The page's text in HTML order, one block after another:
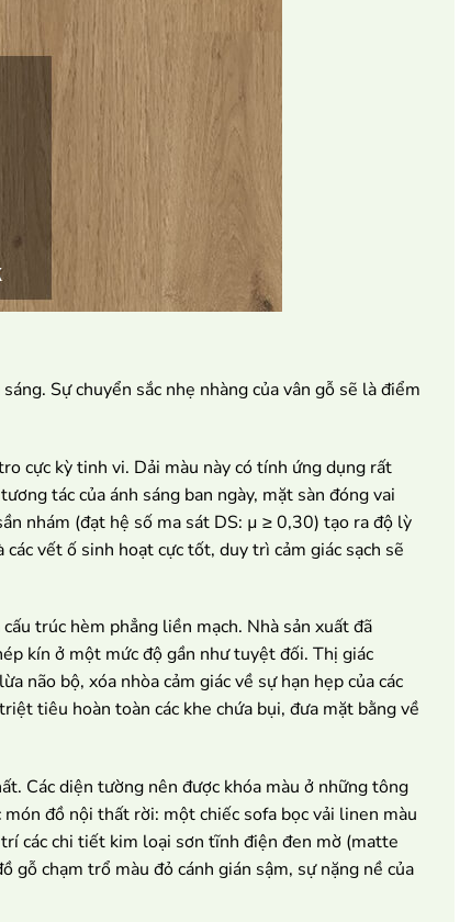
Sự chuyển sắc nhẹ nhàng của vân gỗ sẽ là điểm
cực kỳ tinh vi. Dải màu này có tính ứng dụng rất
tác của ánh sáng ban ngày, mặt sàn đóng vai
nhám (đạt hệ số ma sát DS: µ ≥ 0,30) tạo ra độ lỳ
vết ố sinh hoạt cực tốt, duy trì cảm giác sạch sẽ
trúc hèm phẳng liền mạch. Nhà sản xuất đã
kín ở một mức độ gần như tuyệt đối. Thị giác
não bộ, xóa nhòa cảm giác về sự hạn hẹp của các
tiêu hoàn toàn các khe chứa bụi, đưa mặt bằng về
Các diện tường nên được khóa màu ở những tông
đồ nội thất rời: một chiếc sofa bọc vải linen màu
các chi tiết kim loại sơn tĩnh điện đen mờ (matte
chạm trổ màu đỏ cánh gián sậm, sự nặng nề của